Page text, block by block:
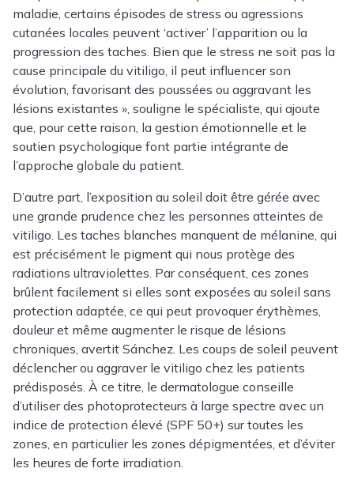
maladie, certains épisodes de stress ou agressions
cutanées locales peuvent ‘activer’ l’apparition ou la
progression des taches. Bien que le stress ne soit pas la
cause principale du vitiligo, il peut influencer son
évolution, favorisant des poussées ou aggravant les
lésions existantes », souligne le spécialiste, qui ajoute
que, pour cette raison, la gestion émotionnelle et le
soutien psychologique font partie intégrante de
l’approche globale du patient.
D’autre part, l’exposition au soleil doit être gérée avec
une grande prudence chez les personnes atteintes de
vitiligo. Les taches blanches manquent de mélanine, qui
est précisément le pigment qui nous protège des
radiations ultraviolettes. Par conséquent, ces zones
brûlent facilement si elles sont exposées au soleil sans
protection adaptée, ce qui peut provoquer érythèmes,
douleur et même augmenter le risque de lésions
chroniques, avertit Sánchez. Les coups de soleil peuvent
déclencher ou aggraver le vitiligo chez les patients
prédisposés. À ce titre, le dermatologue conseille
d’utiliser des photoprotecteurs à large spectre avec un
indice de protection élevé (SPF 50+) sur toutes les
zones, en particulier les zones dépigmentées, et d’éviter
les heures de forte irradiation.